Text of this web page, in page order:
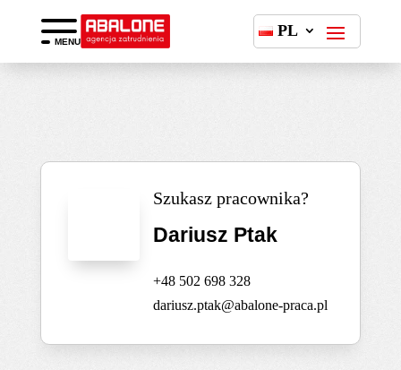
MENU
PL
Szukasz pracownika?
Dariusz Ptak
+48 502 698 328
dariusz.ptak@abalone-praca.pl